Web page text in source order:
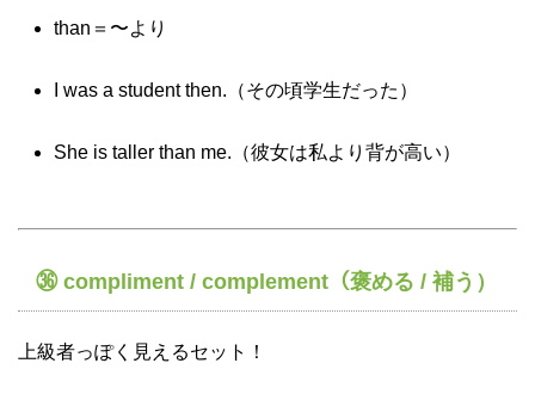
than＝〜より
I was a student then.（その頃学生だった）
She is taller than me.（彼女は私より背が高い）
㊱ compliment / complement（褒める / 補う）
上級者っぽく見えるセット！